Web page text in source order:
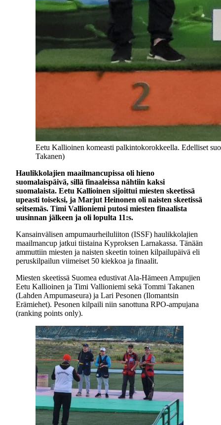
Eetu Kallioinen komeasti palkintokorokkeella. Edelliset
Takanen)
Haulikkolajien maailmancupissa oli hieno
suomalaispäivä, sillä finaaleissa nähtiin kaksi
suomalaista. Eetu Kallioinen sijoittui miesten skeetissä
upeasti toiseksi, ja Marjut Heinonen oli naisten skeetissä
seitsemäs. Timi Vallioniemi putosi miesten finaalista
uusinnan jälkeen ja oli lopulta 11:s.
Kansainvälisen ampumaurheiluliiton (ISSF) haulikkolajien
maailmancup jatkui tiistaina Kyproksen Larnakassa. Tänään
ammuttiin miesten ja naisten skeetin toinen kilpailupäivä eli
peruskilpailun viimeiset 50 kiekkoa ja finaalit.
Miesten skeetissä Suomea edustivat Ala-Hämeen Ampujien
Eetu Kallioinen ja Timi Vallioniemi sekä Tommi Takanen
(Lahden Ampumaseura) ja Lari Pesonen (Ilomantsin
Erämiehet). Pesonen kilpaili niin sanottuna RPO-ampujana
(ranking points only).